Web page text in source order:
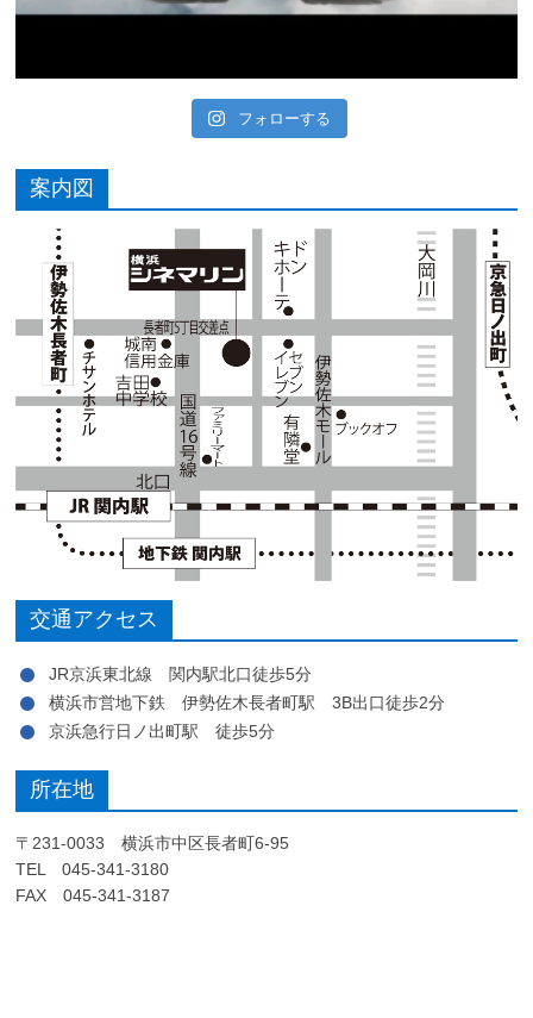
フォローする
案内図
交通アクセス
JR京浜東北線 関内駅北口徒歩5分
横浜市営地下鉄 伊勢佐木長者町駅 3B出口徒歩2分
京浜急行日ノ出町駅 徒歩5分
所在地
〒231-0033 横浜市中区長者町6-95
TEL 045-341-3180
FAX 045-341-3187